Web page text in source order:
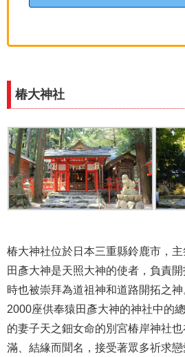
椿大神社
椿大神社位於日本三重縣鈴鹿市，
田彥大神是天照大神的使者，負責
時也被崇拜為道祖神和道路開拓之
2000座供奉猿田彥大神的神社中的
的妻子天之鈿女命的別宮椿岸神社也
滿、結緣而聞名，接受著眾多祈求戀